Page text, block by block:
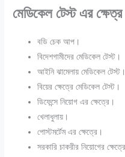
মেডিকেল টেস্ট এর ক্ষেত্র
বডি চেক আপ।
বিদেশগামীদের মেডিকেল টেস্ট।
আইনি ঝামেলায় মেডিকেল টেস্ট।
বিয়ের ক্ষেত্রে মেডিকেল টেস্ট।
ডিফেন্সে নিয়োগ এর ক্ষেত্রে।
খেলাধুলায়।
পোস্টমর্টেম এর ক্ষেত্রে।
সরকারি চাকরীর নিয়োগের